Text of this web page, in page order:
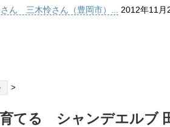
ん 三木怜さん（豊岡市）... 2012年11月
>
てる シャンデエルブ